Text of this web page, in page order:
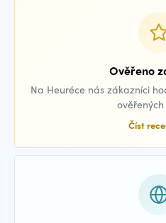
Ověřeno
Na Heuréce nás zákazníci
Číst